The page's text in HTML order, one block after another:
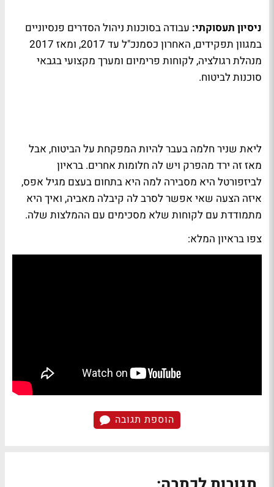
ניסיון תעסוקתי: עבודה בסוכנות ניהול הסדרים פנסיוניים
במגוון תפקידים, האחרון כסמנכ"ל עד 2017, ומאז 2017
מנהלת רגולציה, לקוחות פרימיום ומערך מקצועי בגבאי
סוכנות לביטוח.
ליאת שניר חלמה בעבר להיות המפקחת על הביטוח, אבל
מאז זה ירד מהפרק ויש לה חלומות אחרים. בראיון
לביזפורטל היא מסבירה למה היא בתחום בעצם מגיל אפס,
איזה הצעה שאי אפשר לסרב לה קיבלה מאביה, ואיך היא
מתמודדת עם לקוחות שלא מסכימים עם ההמלצות שלה.
צפו בראיון המלא:
הוספת תגובה